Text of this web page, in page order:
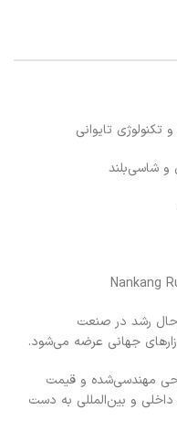
تکنولوژی تایوانی
و شاسی‌بلند
حال رشد در صنعت
جهانی عرضه می‌شود.
مهندسی‌شده و قیمت
داخلی و بین‌المللی به دست